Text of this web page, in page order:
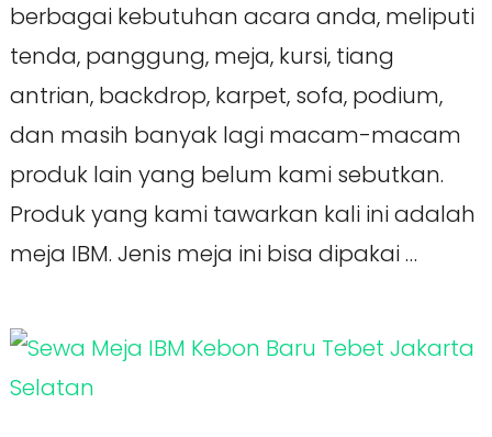
berbagai kebutuhan acara anda, meliputi
tenda, panggung, meja, kursi, tiang
antrian, backdrop, karpet, sofa, podium,
dan masih banyak lagi macam-macam
produk lain yang belum kami sebutkan.
Produk yang kami tawarkan kali ini adalah
meja IBM. Jenis meja ini bisa dipakai …